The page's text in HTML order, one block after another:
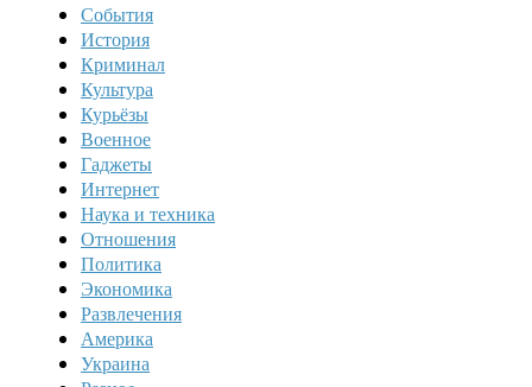
События
История
Криминал
Культура
Курьёзы
Военное
Гаджеты
Интернет
Наука и техника
Отношения
Политика
Экономика
Развлечения
Америка
Украина